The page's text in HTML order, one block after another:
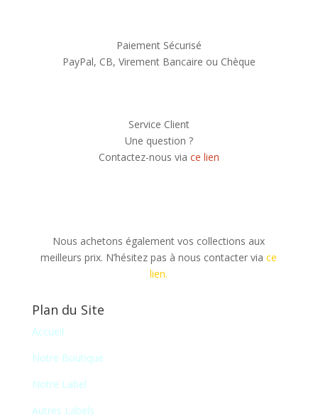
Paiement Sécurisé
PayPal, CB, Virement Bancaire ou Chèque
Service Client
Une question ?
Contactez-nous via ce lien
Nous achetons également vos collections aux
meilleurs prix. N’hésitez pas à nous contacter viace
lien.
Plan du Site
Accueil
Notre Boutique
Notre Label
Autres Labels